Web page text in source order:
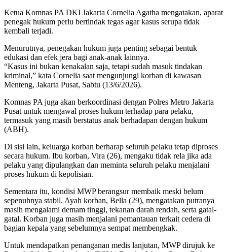
Ketua Komnas PA DKI Jakarta Cornelia Agatha mengatakan, aparat
penegak hukum perlu bertindak tegas agar kasus serupa tidak
kembali terjadi.
Menurutnya, penegakan hukum juga penting sebagai bentuk
edukasi dan efek jera bagi anak-anak lainnya.
“Kasus ini bukan kenakalan saja, tetapi sudah masuk tindakan
kriminal,” kata Cornelia saat mengunjungi korban di kawasan
Menteng, Jakarta Pusat, Sabtu (13/6/2026).
Komnas PA juga akan berkoordinasi dengan Polres Metro Jakarta
Pusat untuk mengawal proses hukum terhadap para pelaku,
termasuk yang masih berstatus anak berhadapan dengan hukum
(ABH).
Di sisi lain, keluarga korban berharap seluruh pelaku tetap diproses
secara hukum. Ibu korban, Vira (26), mengaku tidak rela jika ada
pelaku yang dipulangkan dan meminta seluruh pelaku menjalani
proses hukum di kepolisian.
Sementara itu, kondisi MWP berangsur membaik meski belum
sepenuhnya stabil. Ayah korban, Bella (29), mengatakan putranya
masih mengalami demam tinggi, tekanan darah rendah, serta gatal-
gatal. Korban juga masih menjalani pemantauan terkait cedera di
bagian kepala yang sebelumnya sempat membengkak.
Untuk mendapatkan penanganan medis lanjutan, MWP dirujuk ke